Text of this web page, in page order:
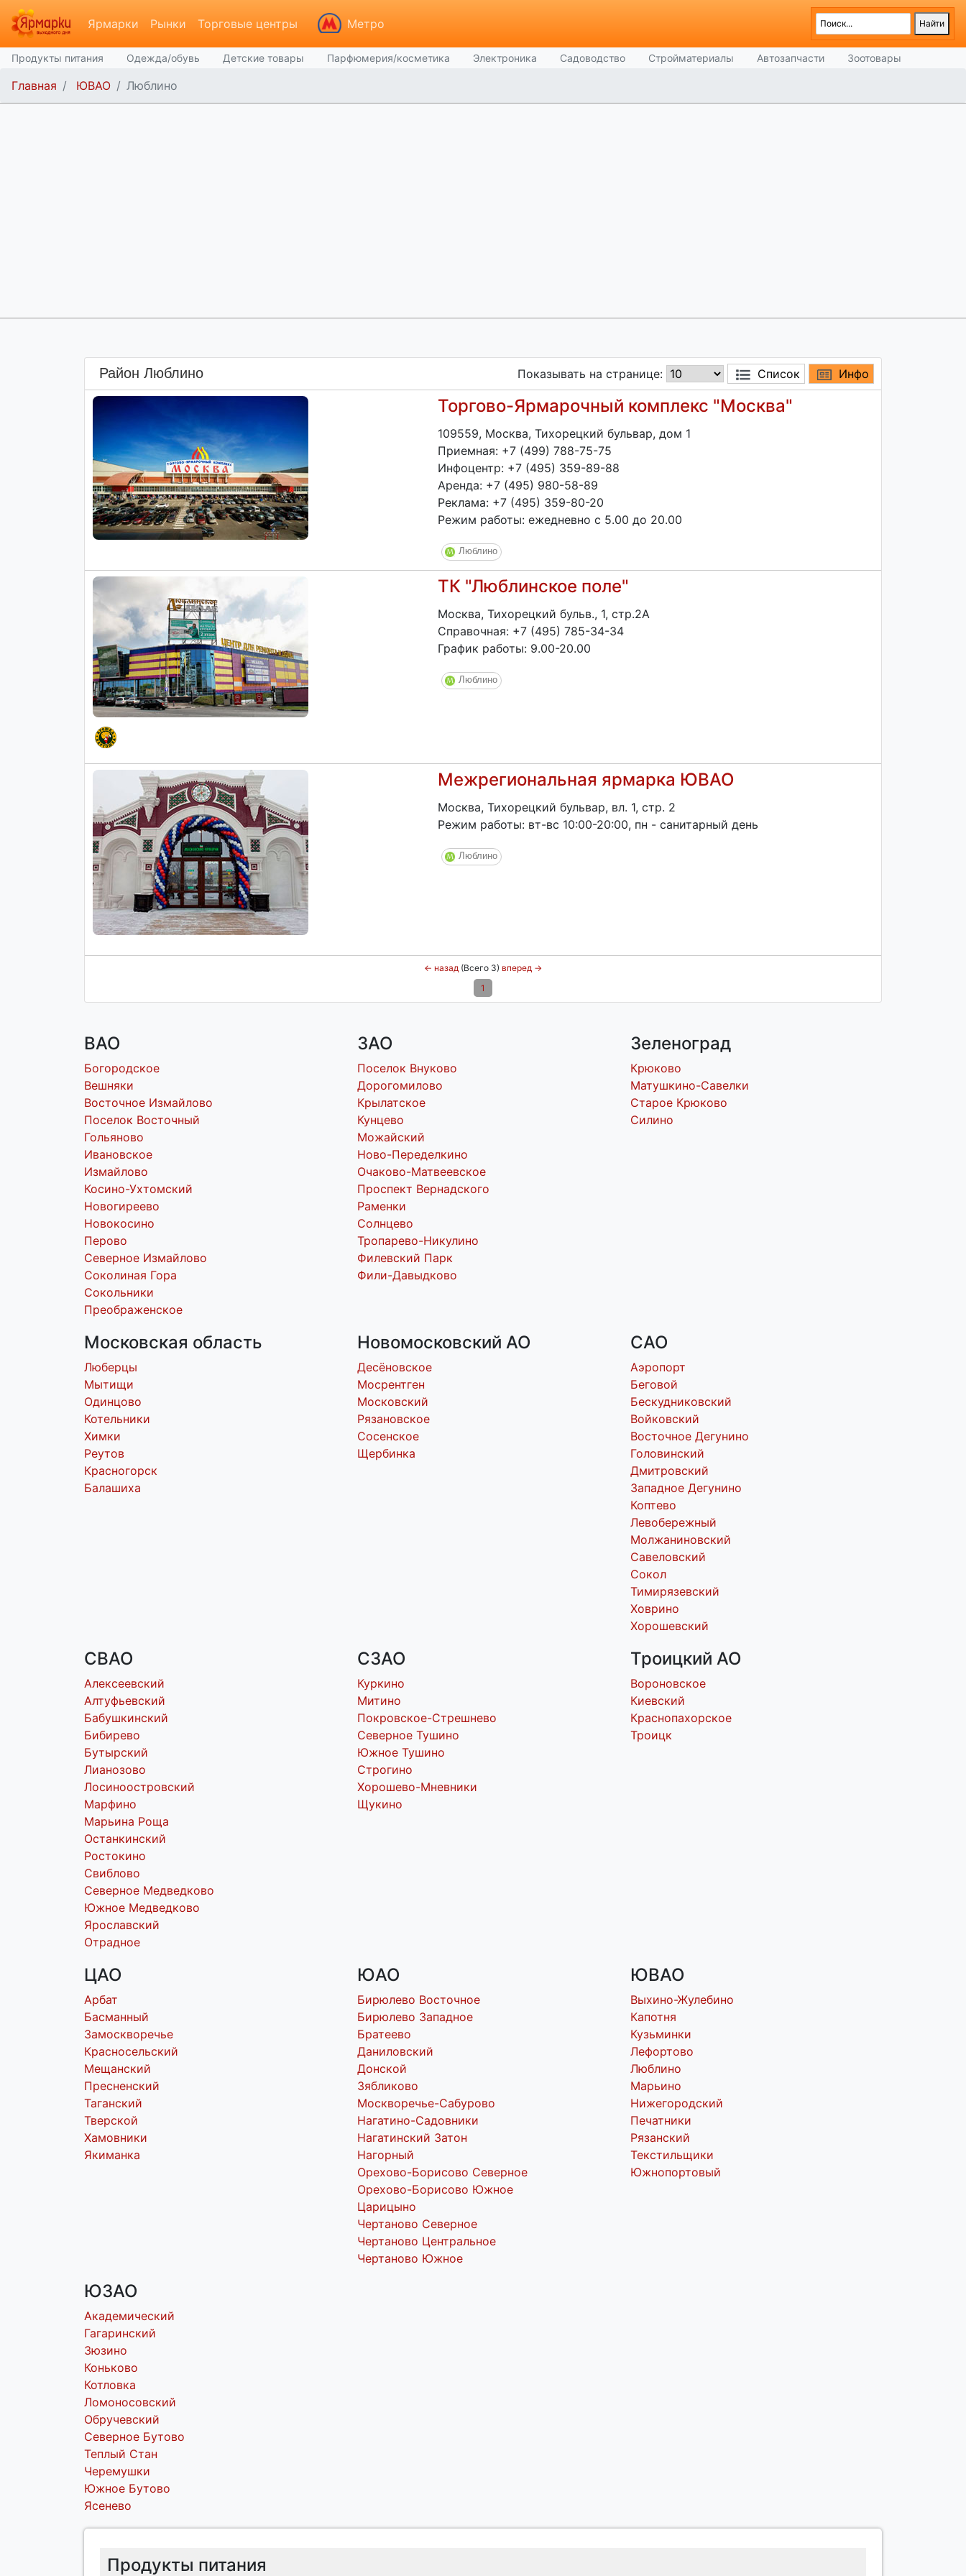
Ярмарки Рынки Торговые центры Метро
Продукты питания Одежда/обувь Детские товары Парфюмерия/косметика Электроника Садоводство Стройматериалы Автозапчасти Зоотовары
Главная ЮВАО Люблино
Показывать на странице: Список Инфо
Район Люблино
Торгово-Ярмарочный комплекс "Москва"
109559, Москва, Тихорецкий бульвар, дом 1
Приемная: +7 (499) 788-75-75
Инфоцентр: +7 (495) 359-89-88
Аренда: +7 (495) 980-58-89
Реклама: +7 (495) 359-80-20
Режим работы: ежедневно с 5.00 до 20.00
Люблино
ТК "Люблинское поле"
Москва, Тихорецкий бульв., 1, стр.2А
Справочная: +7 (495) 785-34-34
График работы: 9.00-20.00
Люблино
Межрегиональная ярмарка ЮВАО
Москва, Тихорецкий бульвар, вл. 1, стр. 2
Режим работы: вт-вс 10:00-20:00, пн - санитарный день
Люблино
← назад (Всего 3) вперед →
1
ВАО
Богородское
Вешняки
Восточное Измайлово
Поселок Восточный
Гольяново
Ивановское
Измайлово
Косино-Ухтомский
Новогиреево
Новокосино
Перово
Северное Измайлово
Соколиная Гора
Сокольники
Преображенское
ЗАО
Поселок Внуково
Дорогомилово
Крылатское
Кунцево
Можайский
Ново-Переделкино
Очаково-Матвеевское
Проспект Вернадского
Раменки
Солнцево
Тропарево-Никулино
Филевский Парк
Фили-Давыдково
Зеленоград
Крюково
Матушкино-Савелки
Старое Крюково
Силино
Московская область
Люберцы
Мытищи
Одинцово
Котельники
Химки
Реутов
Красногорск
Балашиха
Новомосковский АО
Десёновское
Мосрентген
Московский
Рязановское
Сосенское
Щербинка
САО
Аэропорт
Беговой
Бескудниковский
Войковский
Восточное Дегунино
Головинский
Дмитровский
Западное Дегунино
Коптево
Левобережный
Молжаниновский
Савеловский
Сокол
Тимирязевский
Ховрино
Хорошевский
СВАО
Алексеевский
Алтуфьевский
Бабушкинский
Бибирево
Бутырский
Лианозово
Лосиноостровский
Марфино
Марьина Роща
Останкинский
Ростокино
Свиблово
Северное Медведково
Южное Медведково
Ярославский
Отрадное
СЗАО
Куркино
Митино
Покровское-Стрешнево
Северное Тушино
Южное Тушино
Строгино
Хорошево-Мневники
Щукино
Троицкий АО
Вороновское
Киевский
Краснопахорское
Троицк
ЦАО
Арбат
Басманный
Замоскворечье
Красносельский
Мещанский
Пресненский
Таганский
Тверской
Хамовники
Якиманка
ЮАО
Бирюлево Восточное
Бирюлево Западное
Братеево
Даниловский
Донской
Зябликово
Москворечье-Сабурово
Нагатино-Садовники
Нагатинский Затон
Нагорный
Орехово-Борисово Северное
Орехово-Борисово Южное
Царицыно
Чертаново Северное
Чертаново Центральное
Чертаново Южное
ЮВАО
Выхино-Жулебино
Капотня
Кузьминки
Лефортово
Люблино
Марьино
Нижегородский
Печатники
Рязанский
Текстильщики
Южнопортовый
ЮЗАО
Академический
Гагаринский
Зюзино
Коньково
Котловка
Ломоносовский
Обручевский
Северное Бутово
Теплый Стан
Черемушки
Южное Бутово
Ясенево
Продукты питания